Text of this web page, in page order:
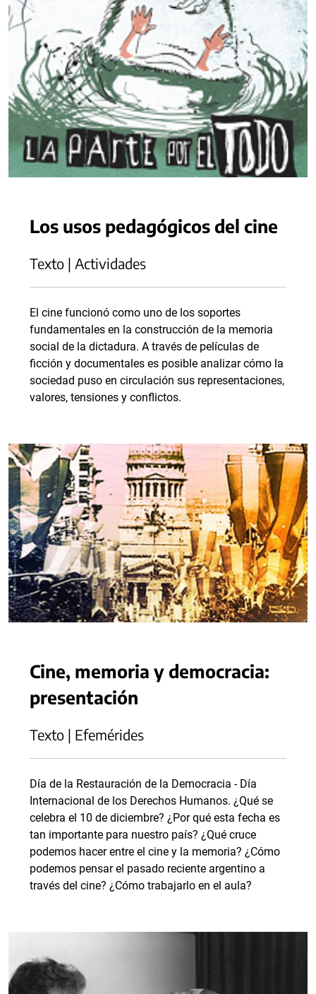
Los usos pedagógicos del cine
Texto | Actividades
El cine funcionó como uno de los soportes
fundamentales en la construcción de la memoria
social de la dictadura. A través de películas de
ficción y documentales es posible analizar cómo la
sociedad puso en circulación sus representaciones,
valores, tensiones y conflictos.
Cine, memoria y democracia:
presentación
Texto | Efemérides
Día de la Restauración de la Democracia - Día
Internacional de los Derechos Humanos. ¿Qué se
celebra el 10 de diciembre? ¿Por qué esta fecha es
tan importante para nuestro país? ¿Qué cruce
podemos hacer entre el cine y la memoria? ¿Cómo
podemos pensar el pasado reciente argentino a
través del cine? ¿Cómo trabajarlo en el aula?